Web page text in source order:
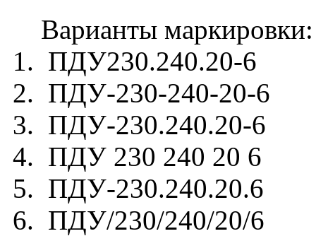
Варианты маркировки:
1. ПДУ230.240.20-6
2. ПДУ-230-240-20-6
3. ПДУ-230.240.20-6
4. ПДУ 230 240 20 6
5. ПДУ-230.240.20.6
6. ПДУ/230/240/20/6